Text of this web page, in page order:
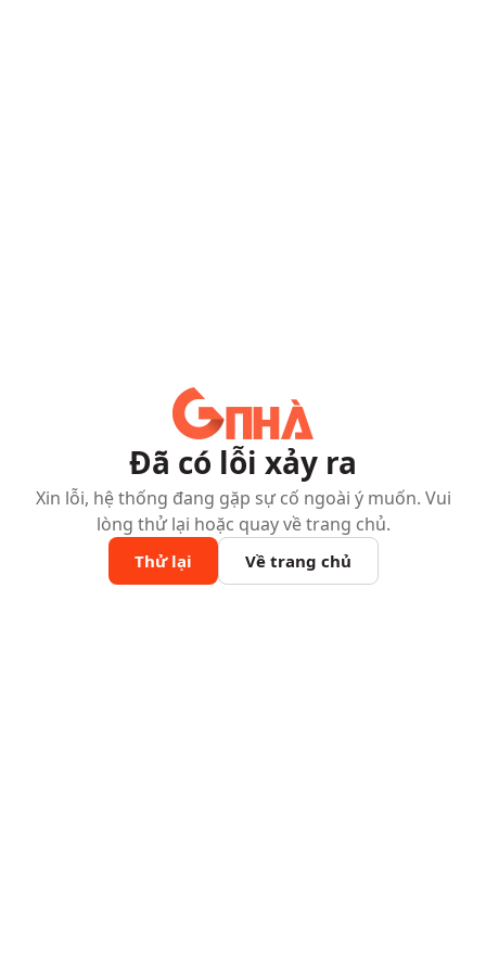
Đã có lỗi xảy ra
Xin lỗi, hệ thống đang gặp sự cố ngoài ý muốn. Vui
lòng thử lại hoặc quay về trang chủ.
Thử lại Về trang chủ